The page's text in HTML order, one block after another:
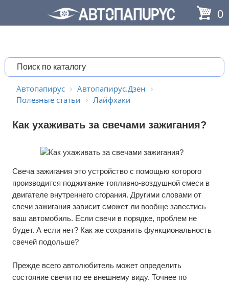
0
Автопапирус
Автопапирус.Дзен
Полезные статьи
Лайфхаки
Как ухаживать за свечами зажигания?
Свеча зажигания это устройство с помощью которого
производится поджигание топливно-воздушной смеси в
двигателе внутреннего сгорания. Другими словами от
свечи зажигания зависит сможет ли вообще завестись
ваш автомобиль. Если свечи в порядке, проблем не
будет. А если нет? Как же сохранить функциональность
свечей подольше?
Прежде всего автолюбитель может определить
состояние свечи по ее внешнему виду. Точнее по